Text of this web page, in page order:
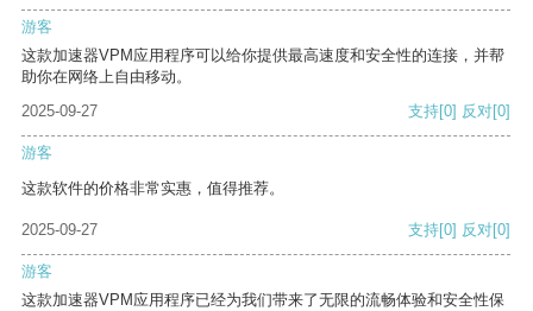
游客
这款加速器VPM应用程序可以给你提供最高速度和安全性的连接，并帮
助你在网络上自由移动。
2025-09-27
支持[0] 反对[0]
游客
这款软件的价格非常实惠，值得推荐。
2025-09-27 支持[0] 反对[0]
游客
这款加速器VPM应用程序已经为我们带来了无限的流畅体验和安全性保